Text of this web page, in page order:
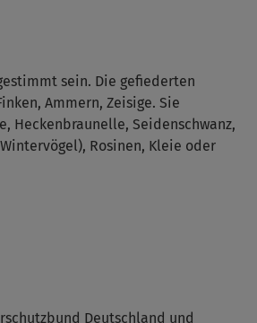
sein. Die gefiederten
Ammern, Zeisige. Sie
Heckenbraunelle, Seidenschwanz,
Rosinen, Kleie oder
Deutschland und